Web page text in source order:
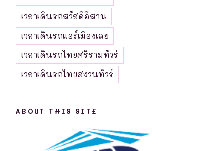
เวลาเดินรถสวัสดีอีสาน
เวลาเดินรถแอร์เมืองเลย
เวลาเดินรถไทยศรีรามทัวร์
เวลาเดินรถไทยสงวนทัวร์
ABOUT THIS SITE